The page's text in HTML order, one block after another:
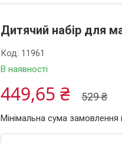
Дитячий набір для
В наявності
Код: 11961
529 ₴
449,65 ₴
Мінімальна сума замовлення